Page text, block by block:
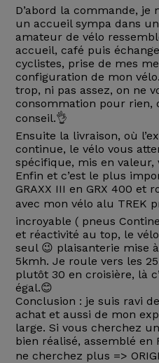
D’abord la commande,
un accueil sympa dans
amateur de vélo
accueil, café puis
cyclistes, prise de mes
configuration de mon
trop, ni pas assez, on ne
consommation pour rien,
conseil.👌
Ensuite la livraison, où
continue, le vélo vous
spécifique, mis en valeur,
Enfin et c’est le plus
GRAXX III en GRX 400 et
avec mon vélo alu TREK
incroyable ( pneus
et réactivité au top, le
seul 😉 plaisanterie mise
5kmh. Je roule vers les
plutôt 30 en croisière, là
égal.😊
Conclusion : je suis ravi
achat et aussi de mon
large. Si vous cherchez
bien réalisé, assemblé en
ne cherchez plus =>